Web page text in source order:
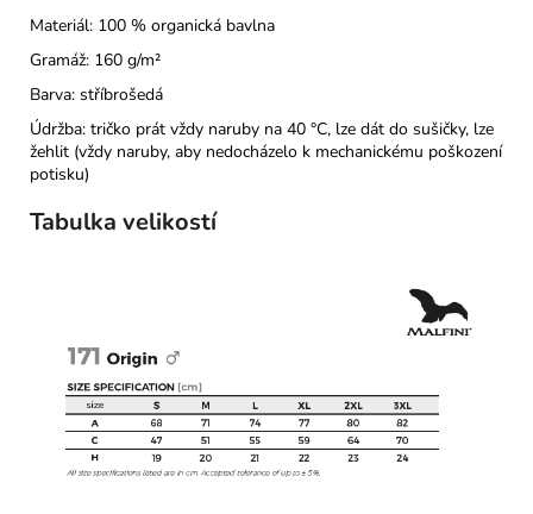
Materiál: 100 % organická bavlna
Gramáž: 160 g/m²
Barva: stříbrošedá
Údržba: tričko prát vždy naruby na 40 °C, lze dát do sušičky, lze
žehlit (vždy naruby, aby nedocházelo k mechanickému poškození
potisku)
Tabulka velikostí